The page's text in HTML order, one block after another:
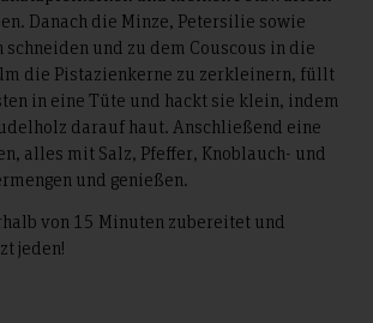
Danach die Minze, Petersilie sowie
und zu dem Couscous in die
die Pistazienkerne zu zerkleinern, füllt
in eine Tüte und hackt sie klein, indem
darauf haut. Anschließend eine
alles mit Salz, Pfeffer, Knoblauch- und
und genießen.
von 15 Minuten zubereitet und
jeden!